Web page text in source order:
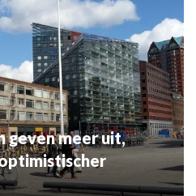
geven meer uit,